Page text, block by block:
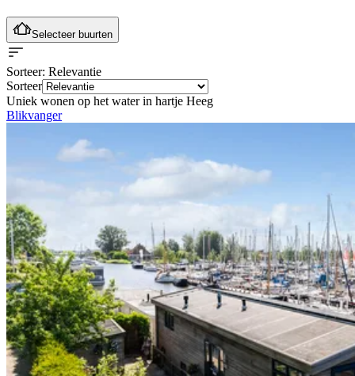
Selecteer buurten
Sorteer: Relevantie
Sorteer
Uniek wonen op het water in hartje Heeg
Blikvanger